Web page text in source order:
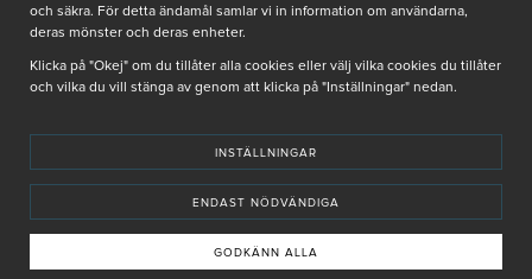
Genom att ge min e-post, accepterar jag Seth och Sally integritetspolicy
De uppgifter du matar in kommer endast användas till våra nyhetsbrev.
INNEHÅLLET OCH REKOMMENDATIONERNA PÅ DENNA SIDA ÄR FRAMTAGNA OCH GRANSKADE
AV VÅRA AUKTORISERADE HUDTERAPEUTER.
och säkra. För detta ändamål samlar vi in information om användarna,
deras mönster och deras enheter.
Klicka på "Okej" om du tillåter alla cookies eller välj vilka cookies du tillåter
och vilka du vill stänga av genom att klicka på "Inställningar" nedan.
INSTÄLLNINGAR
ENDAST NÖDVÄNDIGA
GODKÄNN ALLA